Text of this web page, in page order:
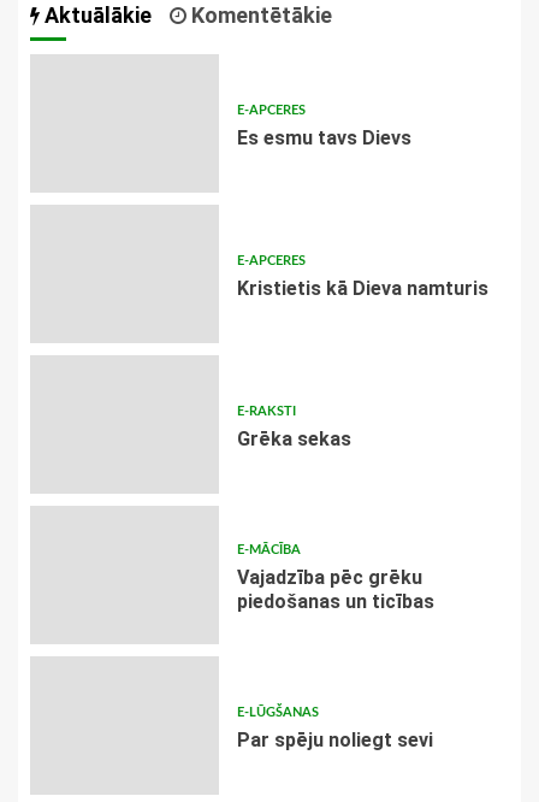
Aktuālākie Komentētākie
E-APCERES
Es esmu tavs Dievs
E-APCERES
Kristietis kā Dieva namturis
E-RAKSTI
Grēka sekas
E-MĀCĪBA
Vajadzība pēc grēku
piedošanas un ticības
E-LŪGŠANAS
Par spēju noliegt sevi